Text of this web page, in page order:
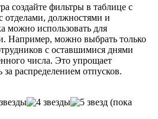
создайте фильтры в таблице с
отделами, должностями и
можно использовать для
Например, можно выбрать только
с оставшимися днями
числа. Это упрощает
распределением отпусков.
(пока